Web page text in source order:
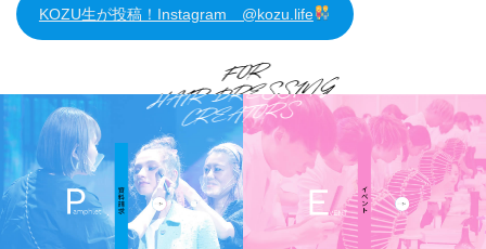
KOZU生が投稿！Instagram @kozu.life